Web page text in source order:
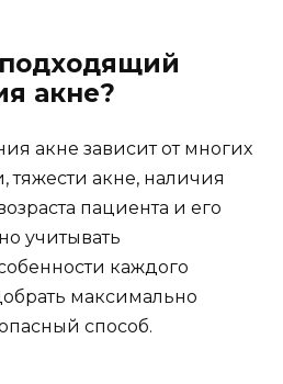
акне?
акне зависит от многих
тяжести акне, наличия
пациента и его
учитывать
каждого
максимально
способ.